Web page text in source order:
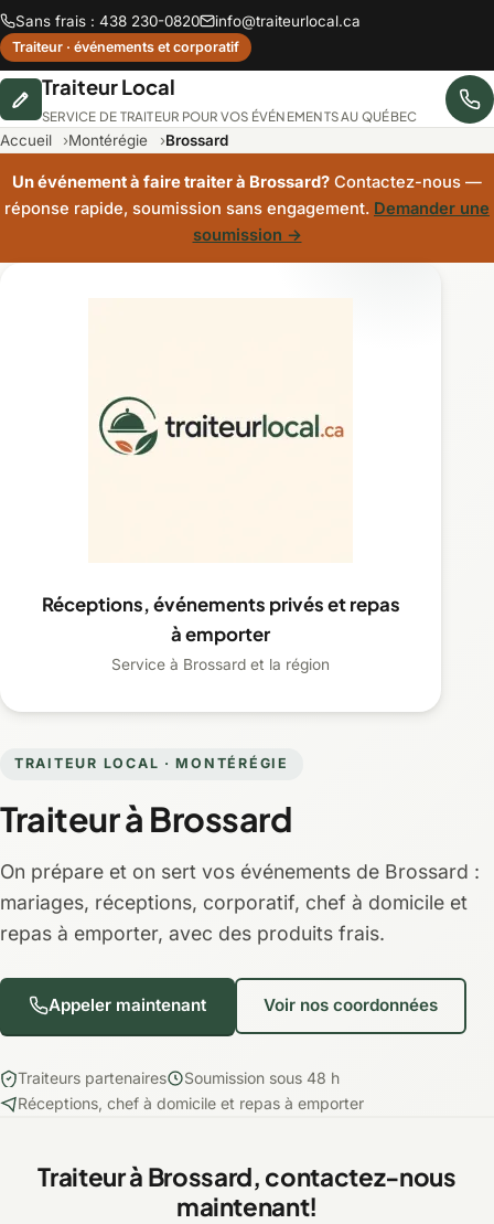
Sans frais : 438 230-0820 info@traiteurlocal.ca
Traiteur · événements et corporatif
Traiteur Local
SERVICE DE TRAITEUR POUR VOS ÉVÉNEMENTS AU QUÉBEC
Accueil Montérégie Brossard
Un événement à faire traiter à Brossard? Contactez-nous —
réponse rapide, soumission sans engagement. Demander une
soumission →
TRAITEUR LOCAL · MONTÉRÉGIE
Traiteur à Brossard
On prépare et on sert vos événements de Brossard :
mariages, réceptions, corporatif, chef à domicile et
repas à emporter, avec des produits frais.
Appeler maintenant Voir nos coordonnées
Traiteurs partenaires
Soumission sous 48 h
Réceptions, chef à domicile et repas à emporter
Réceptions, événements privés et repas
à emporter
Service à Brossard et la région
Traiteur à Brossard, contactez-nous
maintenant!